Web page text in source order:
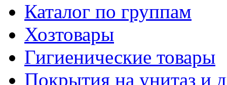
Каталог по группам
Хозтовары
Гигиенические товары
Покрытия на унитаз и